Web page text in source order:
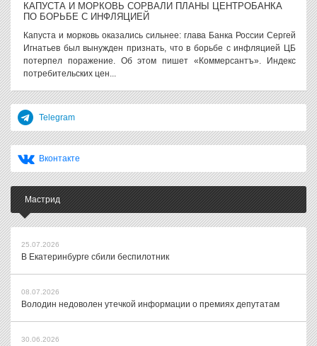
КАПУСТА И МОРКОВЬ СОРВАЛИ ПЛАНЫ ЦЕНТРОБАНКА
ПО БОРЬБЕ С ИНФЛЯЦИЕЙ
Капуста и морковь оказались сильнее: глава Банка России Сергей
Игнатьев был вынужден признать, что в борьбе с инфляцией ЦБ
потерпел поражение. Об этом пишет «Коммерсантъ». Индекс
потребительских цен...
Telegram
Вконтакте
Мастрид
25.07.2026
В Екатеринбурге сбили беспилотник
08.07.2026
Володин недоволен утечкой информации о премиях депутатам
30.06.2026